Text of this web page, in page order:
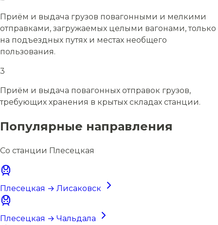
Приём и выдача грузов повагонными и мелкими
отправками, загружаемых целыми вагонами, только
на подъездных путях и местах необщего
пользования.
3
Приём и выдача повагонных отправок грузов,
требующих хранения в крытых складах станции.
Популярные направления
Со станции Плесецкая
Плесецкая → Лисаковск
Плесецкая → Чальдала